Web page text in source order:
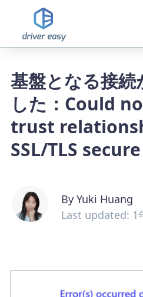
基盤となる接続
した：Could
trust
SSL/TLS
By Yuki Huang
Last updated: 1